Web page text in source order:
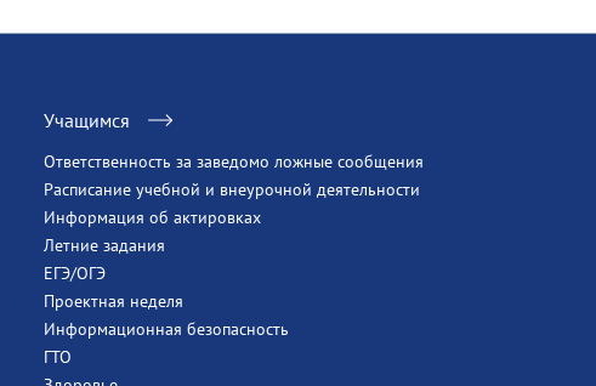
Учащимся
Ответственность за заведомо ложные сообщения
Расписание учебной и внеурочной деятельности
Информация об актировках
Летние задания
ЕГЭ/ОГЭ
Проектная неделя
Информационная безопасность
ГТО